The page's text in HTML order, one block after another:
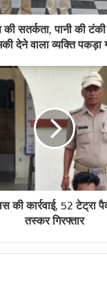
सतर्कता, पानी की
देने वाला व्यक्ति पकड़ा
की कार्रवाई, 52
तस्कर गिरफ्तार